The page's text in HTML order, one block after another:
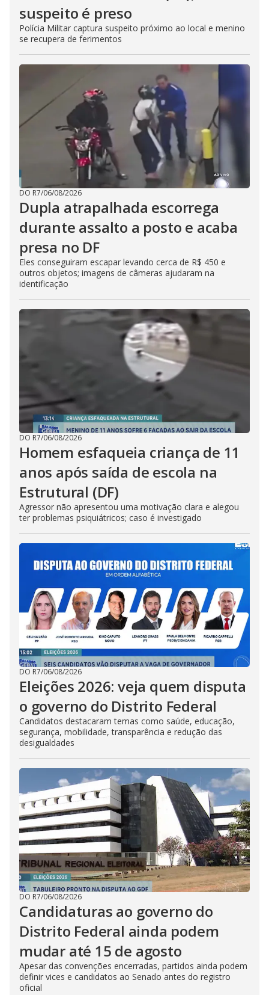
suspeito é preso
Polícia Militar captura suspeito próximo ao local e menino
se recupera de ferimentos
DO R7/06/08/2026
Dupla atrapalhada escorrega
durante assalto a posto e acaba
presa no DF
Eles conseguiram escapar levando cerca de R$ 450 e
outros objetos; imagens de câmeras ajudaram na
identificação
DO R7/06/08/2026
Homem esfaqueia criança de 11
anos após saída de escola na
Estrutural (DF)
Agressor não apresentou uma motivação clara e alegou
ter problemas psiquiátricos; caso é investigado
DO R7/06/08/2026
Eleições 2026: veja quem disputa
o governo do Distrito Federal
Candidatos destacaram temas como saúde, educação,
segurança, mobilidade, transparência e redução das
desigualdades
DO R7/06/08/2026
Candidaturas ao governo do
Distrito Federal ainda podem
mudar até 15 de agosto
Apesar das convenções encerradas, partidos ainda podem
definir vices e candidatos ao Senado antes do registro
oficial